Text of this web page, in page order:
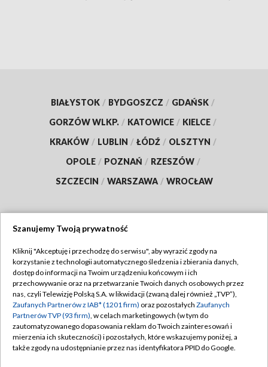
BIAŁYSTOK / BYDGOSZCZ / GDAŃSK /
GORZÓW WLKP. / KATOWICE / KIELCE /
KRAKÓW / LUBLIN / ŁÓDŹ / OLSZTYN /
OPOLE / POZNAŃ / RZESZÓW /
SZCZECIN / WARSZAWA / WROCŁAW
TVP
Abonament TVP
Emisja w TVP
Centrum informacji TVP
Naziemna Telewizja Cyfrowa
Regulamin TVP
Polityka prywatności
Moje zgody
Pomoc
Szanujemy Twoją prywatność
Kliknij "Akceptuję i przechodzę do serwisu", aby wyrazić zgody na
korzystanie z technologii automatycznego śledzenia i zbierania danych,
dostęp do informacji na Twoim urządzeniu końcowym i ich
przechowywanie oraz na przetwarzanie Twoich danych osobowych przez
nas, czyli Telewizję Polską S.A. w likwidacji (zwaną dalej również „TVP”),
Zaufanych Partnerów z IAB* (1201 firm) oraz pozostałych Zaufanych
Partnerów TVP (93 firm), w celach marketingowych (w tym do
zautomatyzowanego dopasowania reklam do Twoich zainteresowań i
mierzenia ich skuteczności) i pozostałych, które wskazujemy poniżej, a
także zgody na udostępnianie przez nas identyfikatora PPID do Google.